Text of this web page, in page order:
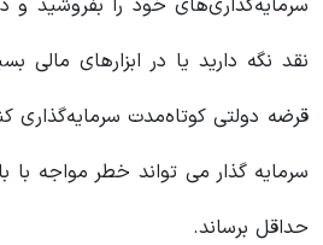
سرمایه‌گذاری‌های خود را بفروشید و
نقد نگه دارید یا در ابزارهای مالی
قرضه دولتی کوتاه‌مدت سرمایه‌گذاری
سرمایه گذار می تواند خطر مواجه با
حداقل برساند.